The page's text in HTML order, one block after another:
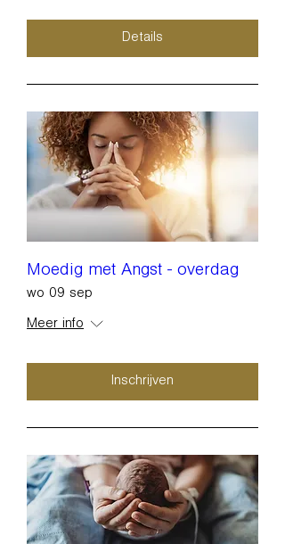
Details
Moedig met Angst - overdag
wo 09 sep
Meer info
Inschrijven